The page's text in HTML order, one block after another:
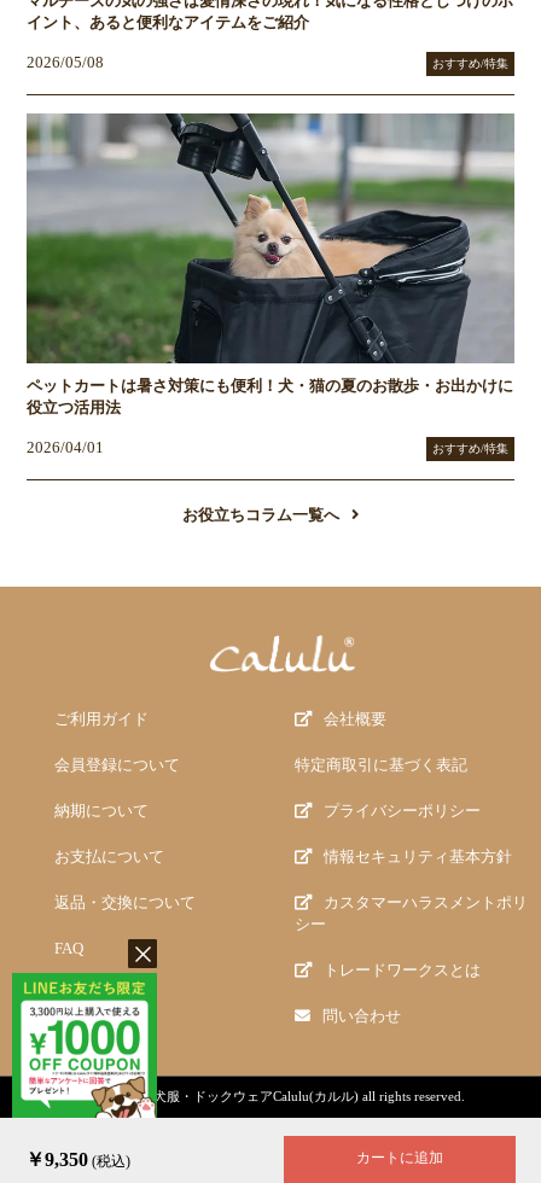
￥9,350(税込) カートに追加
イント、あると便利なアイテムをご紹介
2026/05/08 おすすめ/特集
ペットカートは暑さ対策にも便利！犬・猫の夏のお散歩・お出かけに
役立つ活用法
2026/04/01 おすすめ/特集
お役立ちコラム一覧へ
ご利用ガイド
会員登録について
納期について
お支払について
返品・交換について
FAQ
会社概要
特定商取引に基づく表記
プライバシーポリシー
情報セキュリティ基本方針
カスタマーハラスメントポリ
シー
トレードワークスとは
問い合わせ
copyright (c)犬服・ドックウェアCalulu(カルル) all rights reserved.